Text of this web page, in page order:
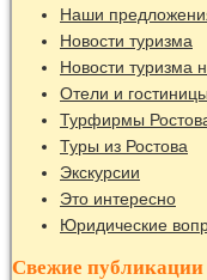
Наши
Новости туризма
Новости туризма
Отели и гостиницы
Турфирмы
Туры из Ростова
Экскурсии
Это интересно
Юридические
Свежие публикации